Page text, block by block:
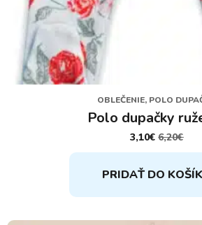
OBLEČENIE, POLO
Polo dupačky
6,20€
PÔVODNÁ
CENA
6,20€.
3,10€
CENA
3,10€.
PRIDAŤ DO